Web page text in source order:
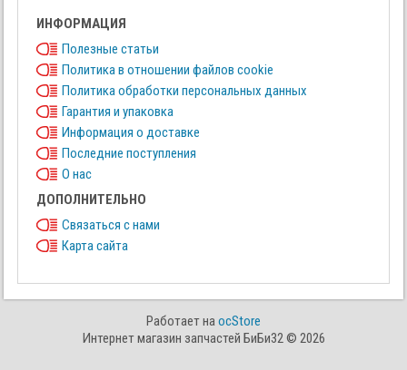
ИНФОРМАЦИЯ
Полезные статьи
Политика в отношении файлов cookie
Политика обработки персональных данных
Гарантия и упаковка
Информация о доставке
Последние поступления
О нас
ДОПОЛНИТЕЛЬНО
Связаться с нами
Карта сайта
Работает наocStore
Интернет магазин запчастей БиБи32 © 2026